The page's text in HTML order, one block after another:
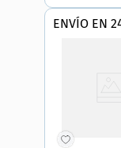
ENVÍO EN